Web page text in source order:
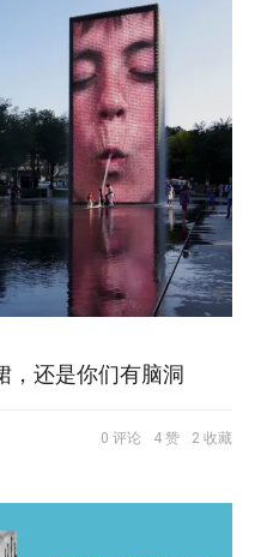
，还是你们有脑洞
0 评论 4 赞 2 收藏